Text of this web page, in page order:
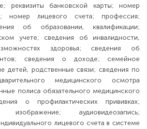
реквизиты банковской карты; номер
номер лицевого счета; профессия;
об образовании, квалификации;
учете; сведения об инвалидности,
здоровья; сведения об
сведения о доходе; семейное
детей, родственные связи; сведения по
медицинского осмотра
полиса обязательного медицинского
о профилактических прививках;
изображение; аудиовидеозапись;
лицевого счета в системе